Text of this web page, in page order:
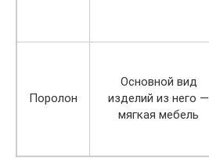
Поролон
Основной вид
изделий из него —
мягкая мебель